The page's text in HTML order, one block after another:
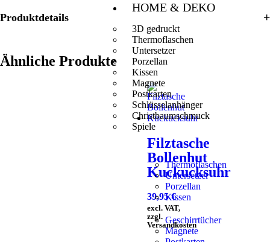
HOME & DEKO
3D gedruckt
Thermoflaschen
Untersetzer
Porzellan
Kissen
Magnete
Postkarten
Schlüsselanhänger
Christbaumschmuck
Spiele
Thermoflaschen
Untersetzer
Porzellan
Kissen
Geschirrtücher
Magnete
Produktdetails
Ähnliche Produkte
Filztasche
Bollenhut
Kuckucksuhr
39,95€
excl. VAT,
zzgl.
Versandkosten